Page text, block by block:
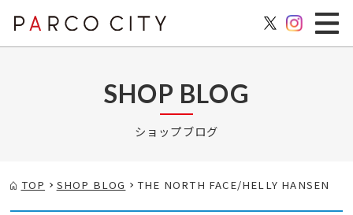
SHOP BLOG
ショップブログ
TOP SHOP BLOG THE NORTH FACE/HELLY HANSEN